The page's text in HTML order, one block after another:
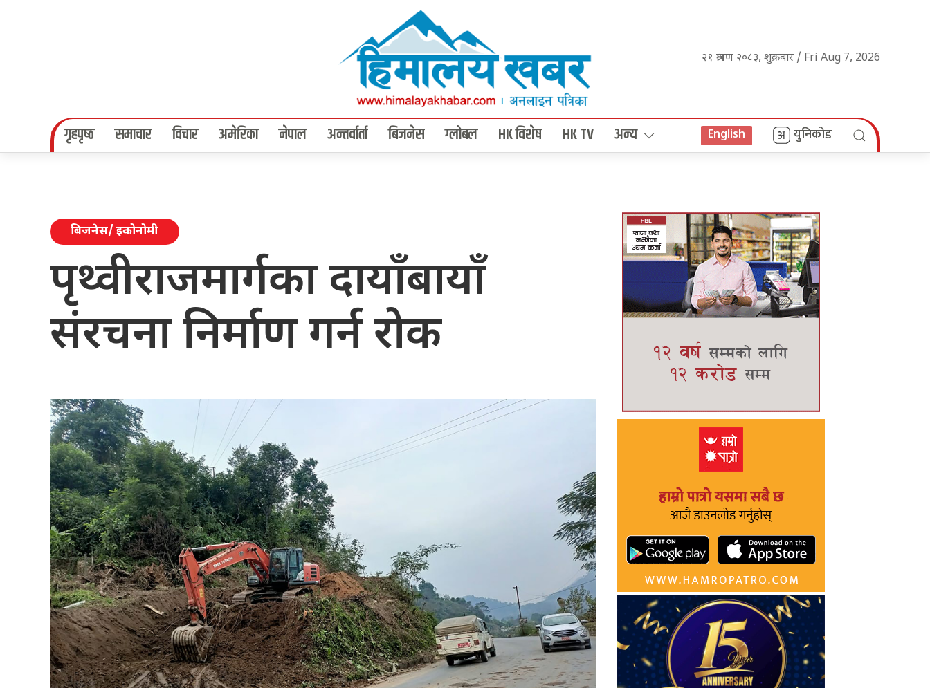
२१ श्रावण २०८३, शुक्रबार / Fri Aug 7, 2026
गृहपृष्‍ठ समाचार विचार अमेरिका नेपाल अन्तर्वार्ता बिजनेस ग्लोबल HK विशेष HK TV अन्य English युनिकोड
बिजनेस/ इकोनोमी
पृथ्वीराजमार्गका दायाँबायाँ
संरचना निर्माण गर्न रोक